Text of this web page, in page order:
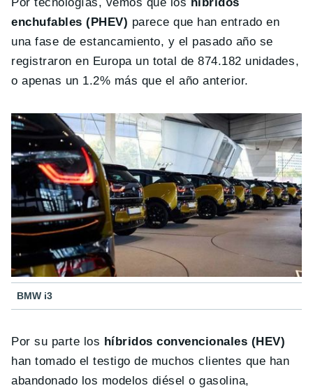
enchufables (PHEV) parece que han entrado en
una fase de estancamiento, y el pasado año se
registraron en Europa un total de 874.182 unidades,
o apenas un 1.2% más que el año anterior.
BMW i3
Por su parte los híbridos convencionales (HEV)
han tomado el testigo de muchos clientes que han
abandonado los modelos diésel o gasolina,